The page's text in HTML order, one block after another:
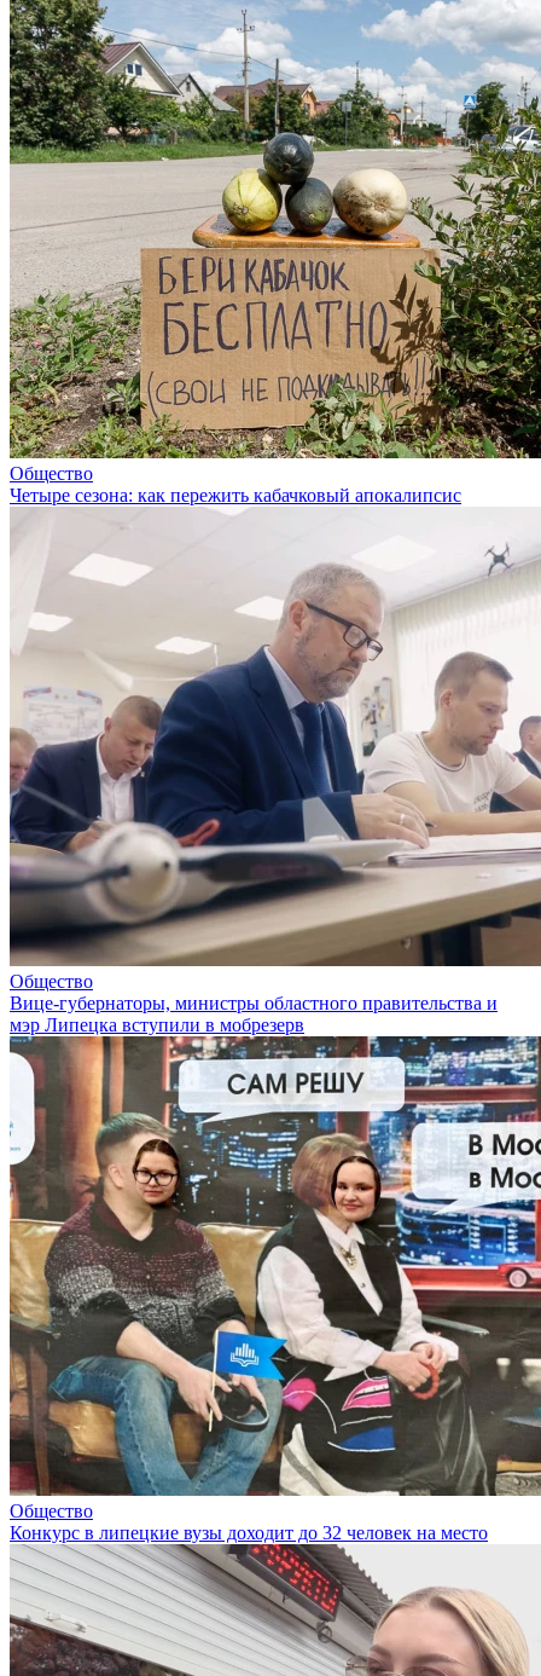
Общество
Четыре сезона: как пережить кабачковый апокалипсис
Общество
Вице-губернаторы, министры областного правительства и
мэр Липецка вступили в мобрезерв
Общество
Конкурс в липецкие вузы доходит до 32 человек на место